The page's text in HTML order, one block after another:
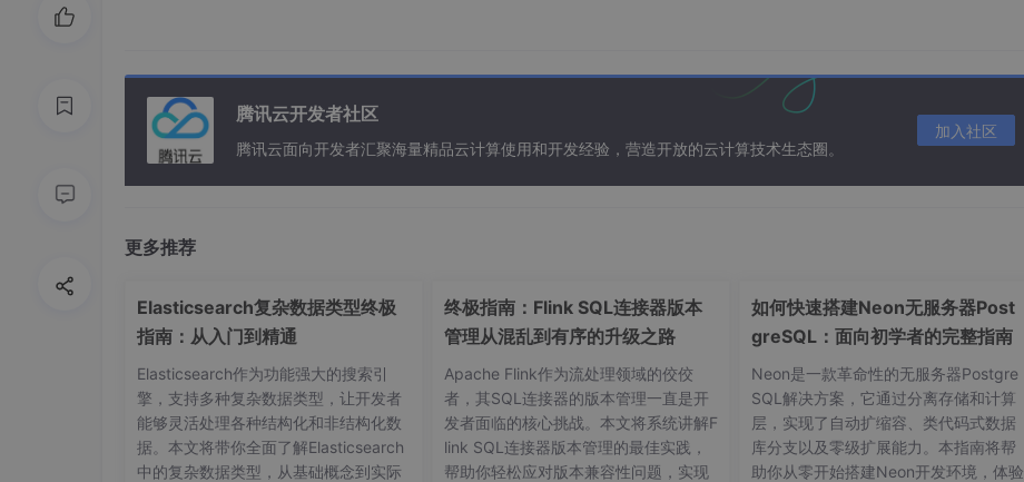
腾讯云开发者社区
腾讯云面向开发者汇聚海量精品云计算使用和开发经验，营造开放的云计算技术生态圈。
加入社区
更多推荐
Elasticsearch复杂数据类型终极
指南：从入门到精通
Elasticsearch作为功能强大的搜索引
擎，支持多种复杂数据类型，让开发者
能够灵活处理各种结构化和非结构化数
据。本文将带你全面了解Elasticsearch
中的复杂数据类型，从基础概念到实际
终极指南：Flink SQL连接器版本
管理从混乱到有序的升级之路
Apache Flink作为流处理领域的佼佼
者，其SQL连接器的版本管理一直是开
发者面临的核心挑战。本文将系统讲解F
link SQL连接器版本管理的最佳实践，
帮助你轻松应对版本兼容性问题，实现
如何快速搭建Neon无服务器Post
greSQL：面向初学者的完整指南
Neon是一款革命性的无服务器Postgre
SQL解决方案，它通过分离存储和计算
层，实现了自动扩缩容、类代码式数据
库分支以及零级扩展能力。本指南将帮
助你从零开始搭建Neon开发环境，体验